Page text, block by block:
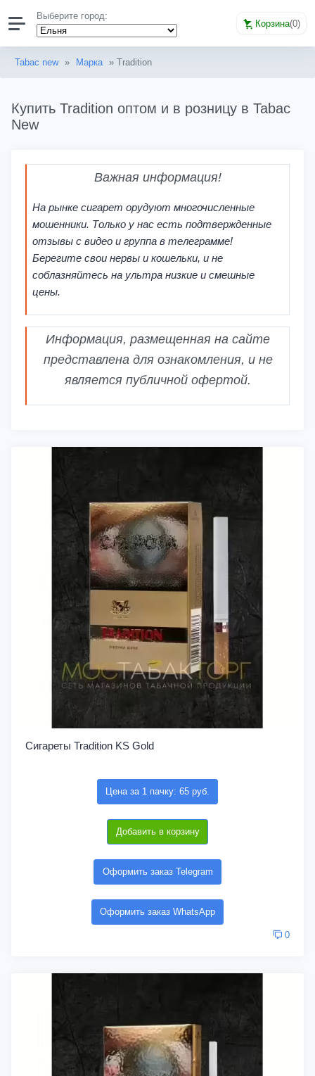
Выберите город:
Корзина(0)
Tabac new » Марка » Tradition
Купить Tradition оптом и в розницу в Tabac
New
Важная информация!
На рынке сигарет орудуют многочисленные
мошенники. Только у нас есть подтвержденные
отзывы с видео и группа в телеграмме!
Берегите свои нервы и кошельки, и не
соблазняйтесь на ультра низкие и смешные
цены.
Информация, размещенная на сайте
представлена для ознакомления, и не
является публичной офертой.
Сигареты Tradition KS Gold
Цена за 1 пачку: 65 руб.
Добавить в корзину
Оформить заказ Telegram
Оформить заказ WhatsApp
0